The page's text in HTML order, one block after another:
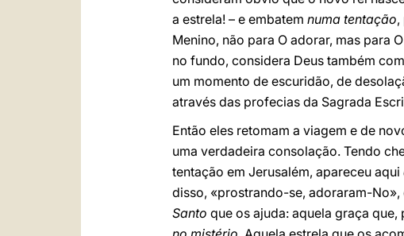
a estrela! – e embatem numa tentação,
Menino, não para O adorar, mas para
no fundo, considera Deus também
um momento de escuridão, de
através das profecias da Sagrada
Então eles retomam a viagem e de
uma verdadeira consolação. Tendo
tentação em Jerusalém, apareceu aqui
disso, «prostrando-se, adoraram-
Santo que os ajuda: aquela graça